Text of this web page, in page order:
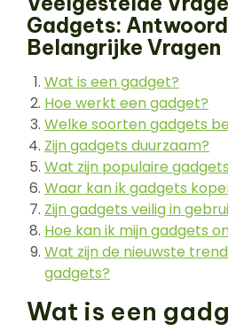
Gadgets:
Belangrijke Vragen
Wat is een gadget?
Hoe werkt een gadget?
Welke soorten gadgets
Zijn gadgets duurzaam?
Wat zijn populaire
Waar kan ik gadgets
Zijn gadgets veilig in
Hoe kan ik mijn gadgets
Wat zijn de nieuwste
gadgets?
Wat is een